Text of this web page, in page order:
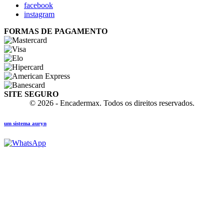
facebook
instagram
FORMAS DE PAGAMENTO
SITE SEGURO
© 2026 - Encadermax. Todos os direitos reservados.
um sistema auryn